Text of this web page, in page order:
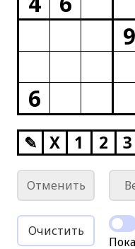
9
6
✎ X 1 2 3
Отменить
Очистить